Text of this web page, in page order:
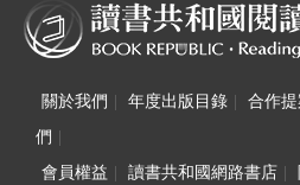
關於我們 年度出版目錄 合作提
們
會員權益
讀書共和國網路書店